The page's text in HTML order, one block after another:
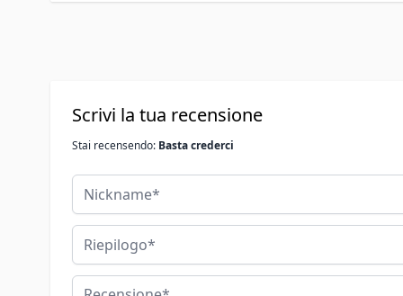
Scrivi la tua recensione
Stai recensendo: Basta crederci
Nickname
Riepilogo
Recensione